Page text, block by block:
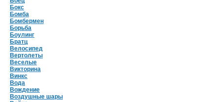
Бокс
Бомба
Бомбермен
Борьба
Боулинг
Братц
Велосипед
Вертолеты
Веселые
Викторина
Винкс
Вода
Вождение
Воздушные шары